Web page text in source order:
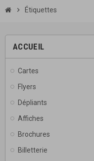
chevron_right Étiquettes
ACCUEIL
Cartes
Flyers
Dépliants
Affiches
Brochures
Billetterie